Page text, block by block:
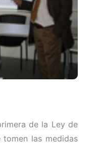
de la Ley de
las medidas